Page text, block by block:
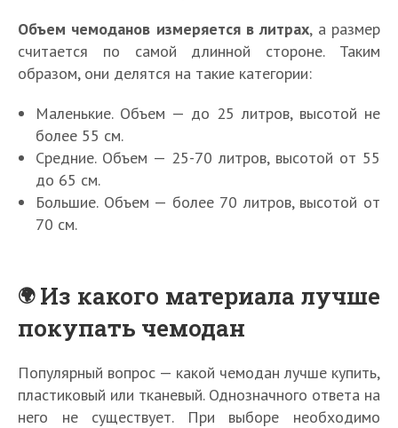
Объем чемоданов измеряется в литрах, а размер
считается по самой длинной стороне. Таким
образом, они делятся на такие категории:
Маленькие. Объем — до 25 литров, высотой не
более 55 см.
Средние. Объем — 25-70 литров, высотой от 55
до 65 см.
Большие. Объем — более 70 литров, высотой от
70 см.
Из какого материала лучше
покупать чемодан
Популярный вопрос — какой чемодан лучше купить,
пластиковый или тканевый. Однозначного ответа на
него не существует. При выборе необходимо